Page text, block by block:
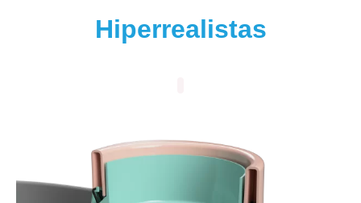
Hiperrealistas